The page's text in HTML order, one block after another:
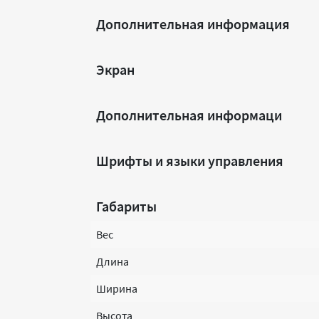
Дополнительная информация
Экран
Дополнительная информаци
Шрифты и языки управления
Габариты
Вес
Длина
Ширина
Высота